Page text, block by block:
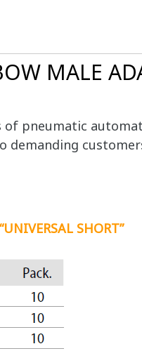
MALE
pneumatic
SHORT”